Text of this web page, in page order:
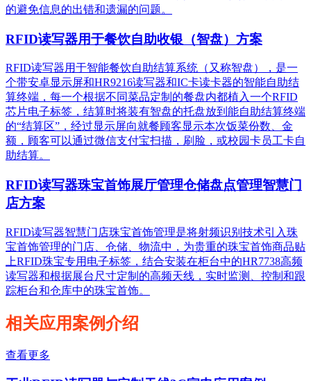
的避免信息的出错和遗漏的问题。
RFID读写器用于餐饮自助收银（智盘）方案
RFID读写器用于智能餐饮自助结算系统（又称智盘），是一
个带安卓显示屏和HR9216读写器和IC卡读卡器的智能自助结
算终端，每一个根据不同菜品定制的餐盘内都植入一个RFID
芯片电子标签，结算时将装有智盘的托盘放到能自助结算终端
的“结算区”，经过显示屏向就餐顾客显示本次饭菜份数、金
额，顾客可以通过微信支付宝扫描，刷脸，或校园卡员工卡自
助结算。
RFID读写器珠宝首饰展厅管理仓储盘点管理智慧门
店方案
RFID读写器智慧门店珠宝首饰管理是将射频识别技术引入珠
宝首饰管理的门店、仓储、物流中，为贵重的珠宝首饰商品贴
上RFID珠宝专用电子标签，结合安装在柜台中的HR7738高频
读写器和根据展台尺寸定制的高频天线，实时监测、控制和跟
踪柜台和仓库中的珠宝首饰。
相关应用案例介绍
查看更多